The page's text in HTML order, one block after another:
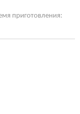
приготовления: